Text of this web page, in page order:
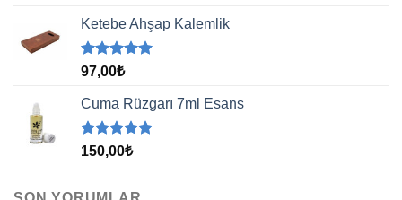
aldı
Ketebe Ahşap Kalemlik
5 üzerinden
aldı
97,00₺
Cuma Rüzgarı 7ml Esans
5 üzerinden
150,00₺